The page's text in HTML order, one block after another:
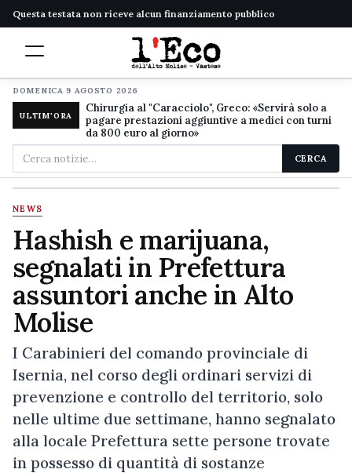
Questa testata non riceve alcun finanziamento pubblico
DOMENICA 9 AGOSTO 2026
ULTIM'ORA
Chirurgia al "Caracciolo", Greco: «Servirà solo a
pagare prestazioni aggiuntive a medici con turni
da 800 euro al giorno»
Cerca
nel
sito
CERCA
NEWS
Hashish e marijuana,
segnalati in Prefettura
assuntori anche in Alto
Molise
I Carabinieri del comando provinciale di
Isernia, nel corso degli ordinari servizi di
prevenzione e controllo del territorio, solo
nelle ultime due settimane, hanno segnalato
alla locale Prefettura sette persone trovate
in possesso di quantità di sostanze